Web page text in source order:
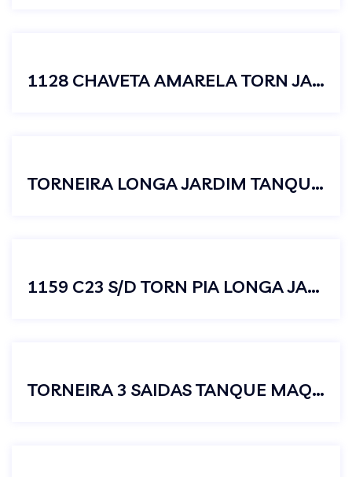
1128 CHAVETA AMARELA TORN JARDIM CURTA JUNIOR
TORNEIRA LONGA JARDIM TANQUE METAL CROMADA C23 S/AREJADOR
1159 C23 S/D TORN PIA LONGA JARDIM
TORNEIRA 3 SAIDAS TANQUE MAQUINA LAVAR